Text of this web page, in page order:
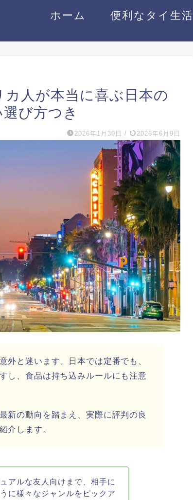
ホーム 便利なタイ生活
カ人が本当に喜ぶ日本の
び方つき
2026年1月30日 / 2026年6月9日
外と迷います。日本では定番でも、
し、食品は持ち込みルールにも注意
新の動向を踏まえ、実際に評判の良
介します。
アルな友人向けまで、相手に
に様々なジャンルをピックア